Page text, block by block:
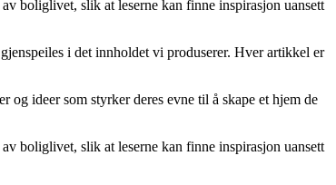
boliglivet, slik at leserne kan finne inspirasjon uansett
i det innholdet vi produserer. Hver artikkel er
ideer som styrker deres evne til å skape et hjem de
boliglivet, slik at leserne kan finne inspirasjon uansett